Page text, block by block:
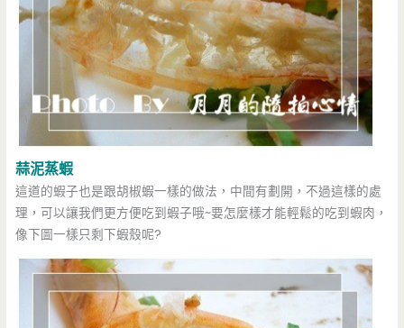
蒜泥蒸蝦
這道的蝦子也是跟胡椒蝦一樣的做法，中間有劃開，不過這樣的處
理，可以讓我們更方便吃到蝦子哦~要怎麼樣才能輕鬆的吃到蝦肉，
像下圖一樣只剩下蝦殼呢?